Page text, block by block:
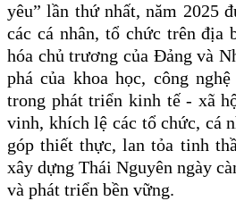
yêu” lần thứ nhất, năm 2025
các cá nhân, tổ chức trên địa
hóa chủ trương của Đảng và
phá của khoa học, công
trong phát triển kinh tế - xã
vinh, khích lệ các tổ chức, cá
góp thiết thực, lan tỏa tinh
xây dựng Thái Nguyên ngày
và phát triển bền vững.